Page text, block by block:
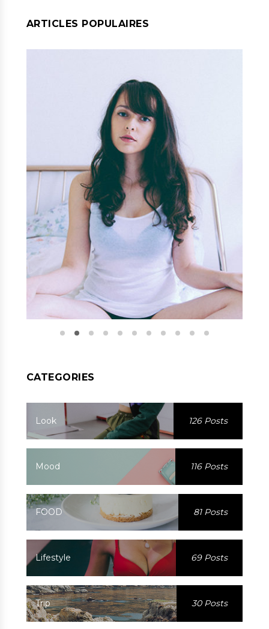
ARTICLES POPULAIRES
CATEGORIES
Look 126 Posts
Mood 116 Posts
FOOD 81 Posts
Lifestyle 69 Posts
Trip 30 Posts